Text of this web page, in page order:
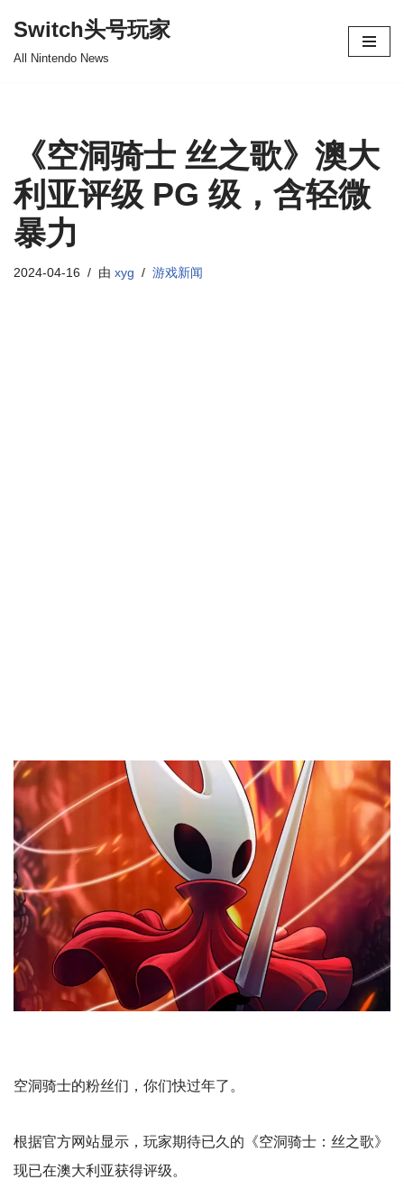
Switch头号玩家
All Nintendo News
《空洞骑士 丝之歌》澳大
利亚评级 PG 级，含轻微
暴力
2024-04-16 由 xyg 游戏新闻
空洞骑士的粉丝们，你们快过年了。
根据官方网站显示，玩家期待已久的《空洞骑士：丝之歌》
现已在澳大利亚获得评级。